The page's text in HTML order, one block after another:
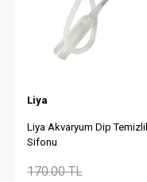
Liya
Liya Akvaryum Dip
Sifonu
170.00TL